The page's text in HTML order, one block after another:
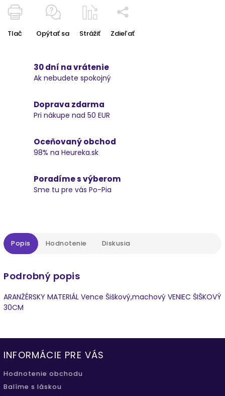
Tlač Opýtať sa Strážiť Zdieľať
30 dní na vrátenie
Ak nebudete spokojný
Doprava zdarma
Pri nákupe nad 50 EUR
Oceňovaný obchod
98% na Heureka.sk
Poradíme s výberom
Sme tu pre vás Po-Pia
Popis Hodnotenie Diskusia
Podrobný popis
ARANŽÉRSKY MATERIÁL Vence Šiškový,machový VENIEC ŠIŠKOVÝ
30CM
INFORMÁCIE PRE VÁS
Hodnotenie obchodu
Balíme s láskou